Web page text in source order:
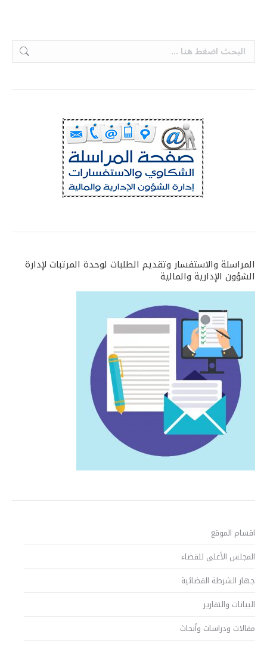
Search:
المراسلة والاستفسار وتقديم الطلبات لوحدة المرتبات لإدارة
الشؤون الإدارية والمالية
اقسام الموقع
المجلس الأعلى للقضاء
جهاز الشرطة القضائية
البيانات والتقارير
مقالات ودراسات وأبحاث